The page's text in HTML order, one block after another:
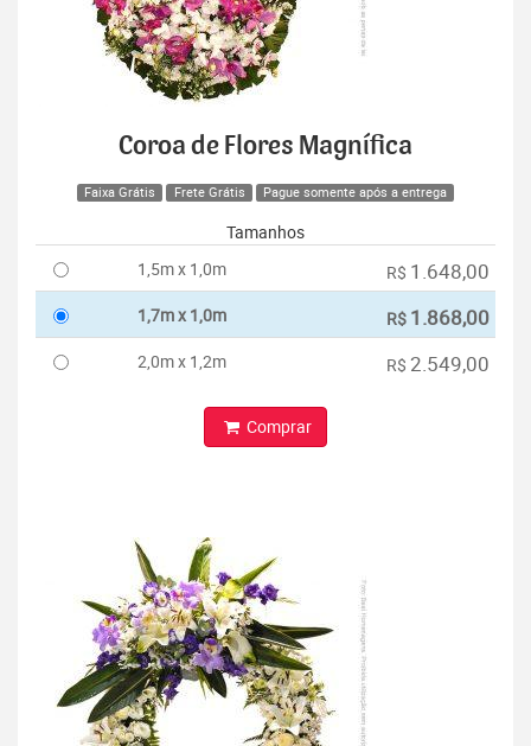
Coroa de Flores Magnífica
Faixa Grátis Frete Grátis Pague somente após a entrega
Tamanhos
1,5m x 1,0m
R$ 1.648,00
1,7m x 1,0m R$ 1.868,00
2,0m x 1,2m R$ 2.549,00
Comprar